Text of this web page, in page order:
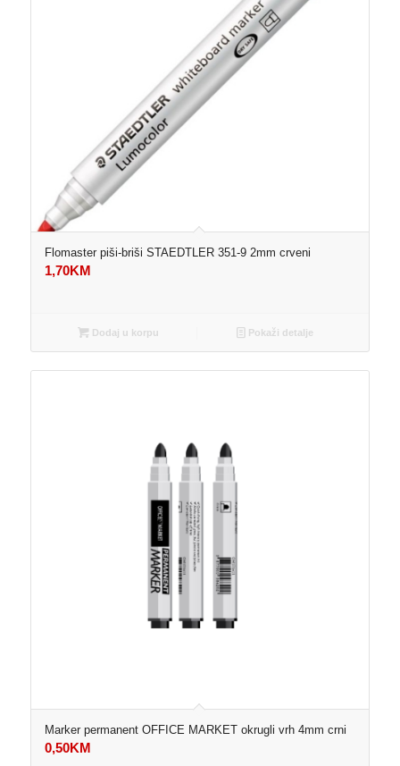
Flomaster piši-briši STAEDTLER 351-9 2mm crveni
1,70KM
Dodaj u korpu Pokaži detalje
Marker permanent OFFICE MARKET okrugli vrh 4mm crni
0,50KM